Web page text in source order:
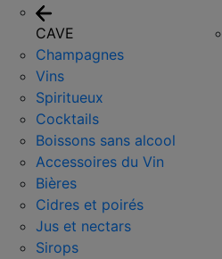
CAVE
Champagnes
Vins
Spiritueux
Cocktails
Boissons sans alcool
Accessoires du Vin
Bières
Cidres et poirés
Jus et nectars
Sirops